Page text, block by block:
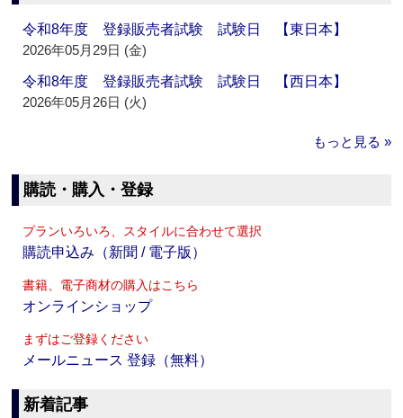
令和8年度 登録販売者試験 試験日 【東日本】
2026年05月29日 (金)
令和8年度 登録販売者試験 試験日 【西日本】
2026年05月26日 (火)
もっと見る »
購読・購入・登録
プランいろいろ、スタイルに合わせて選択
購読申込み（新聞 / 電子版）
書籍、電子商材の購入はこちら
オンラインショップ
まずはご登録ください
メールニュース 登録（無料）
新着記事